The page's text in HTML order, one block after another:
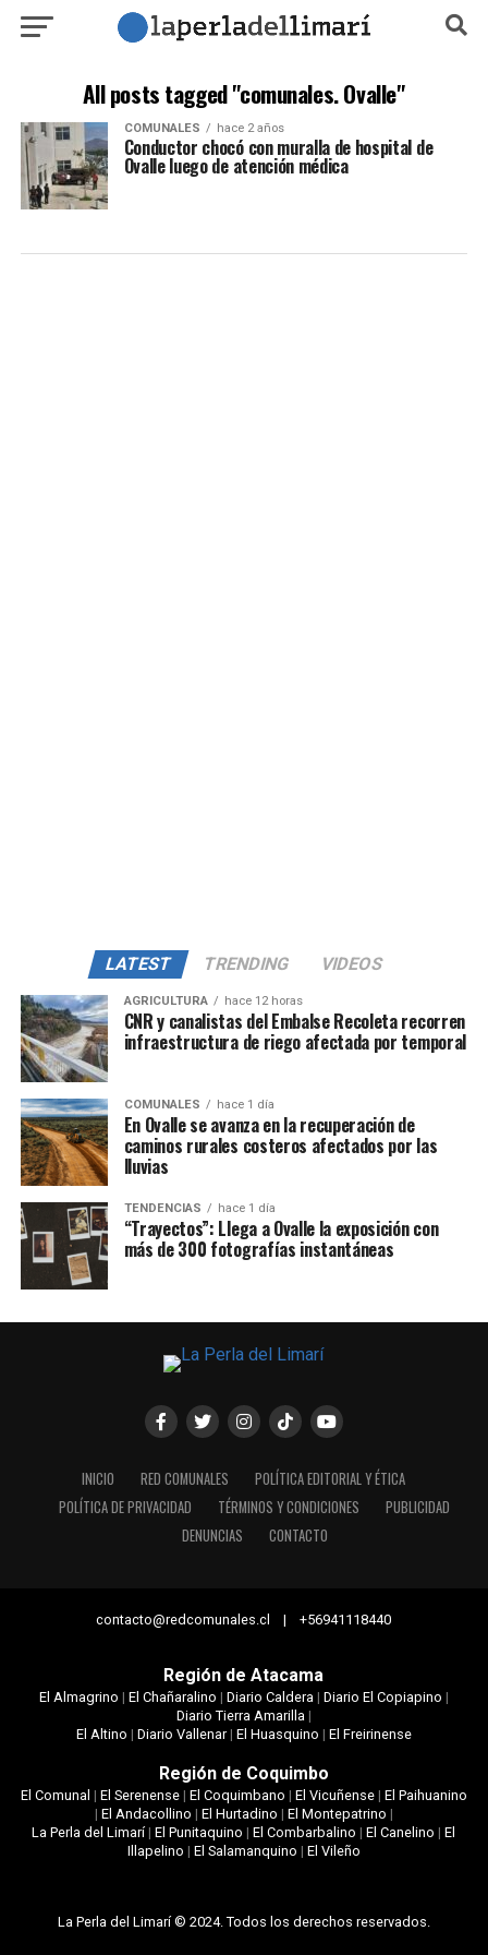
All posts tagged "comunales. Ovalle"
COMUNALES hace 2 años
Conductor chocó con muralla de hospital de
Ovalle luego de atención médica
LATEST TRENDING VIDEOS
AGRICULTURA hace 12 horas
CNR y canalistas del Embalse Recoleta recorren
infraestructura de riego afectada por temporal
COMUNALES hace 1 día
En Ovalle se avanza en la recuperación de
caminos rurales costeros afectados por las
lluvias
TENDENCIAS hace 1 día
“Trayectos”: Llega a Ovalle la exposición con
más de 300 fotografías instantáneas
INICIO RED COMUNALES
POLÍTICA EDITORIAL Y ÉTICA
POLÍTICA DE PRIVACIDAD
TÉRMINOS Y CONDICIONES
PUBLICIDAD
DENUNCIAS
CONTACTO
contacto@redcomunales.cl | +56941118440
Región de Atacama
El Almagrino | El Chañaralino | Diario Caldera| Diario El Copiapino |
Diario Tierra Amarilla|
El Altino | Diario Vallenar| El Huasquino | El Freirinense
Región de Coquimbo
El Comunal | El Serenense| El Coquimbano | El Vicuñense| El Paihuanino
| El Andacollino | El Hurtadino | El Montepatrino |
La Perla del Limarí|El Punitaquino |El Combarbalino |El Canelino |El
Illapelino | El Salamanquino | El Vileño
La Perla del Limarí © 2024. Todos los derechos reservados.